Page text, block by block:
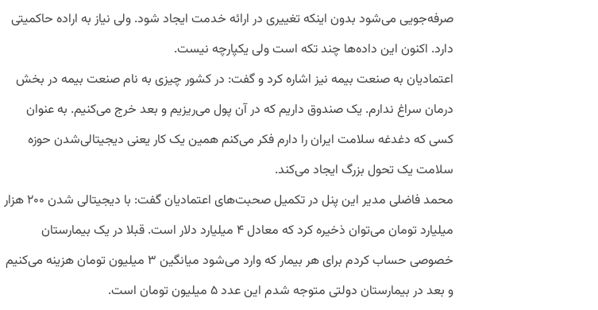
صرفه‌جویی می‌شود بدون اینکه تغییری در ارائه خدمت ایجاد شود. ولی نیاز به اراده حاکمیتی
دارد. اکنون این داده‌ها چند تکه است ولی یکپارچه نیست.
اعتمادیان به صنعت بیمه نیز اشاره کرد و گفت: در کشور چیزی به نام صنعت بیمه در بخش
درمان سراغ ندارم. یک صندوق داریم که در آن پول می‌ریزیم و بعد خرج می‌کنیم. به عنوان
کسی که دغدغه سلامت ایران را دارم فکر می‌کنم همین یک کار یعنی دیجیتالی‌شدن حوزه
سلامت یک تحول بزرگ ایجاد می‌کند.
محمد فاضلی مدیر این پنل در تکمیل صحبت‌های اعتمادیان گفت: با دیجیتالی شدن ۲۰۰ هزار
میلیارد تومان می‌توان ذخیره کرد که معادل ۴ میلیارد دلار است. قبلا در یک بیمارستان
خصوصی حساب کردم برای هر بیمار که وارد می‌شود میانگین ۳ میلیون تومان هزینه می‌کنیم
و بعد در بیمارستان دولتی متوجه شدم این عدد ۵ میلیون تومان است.